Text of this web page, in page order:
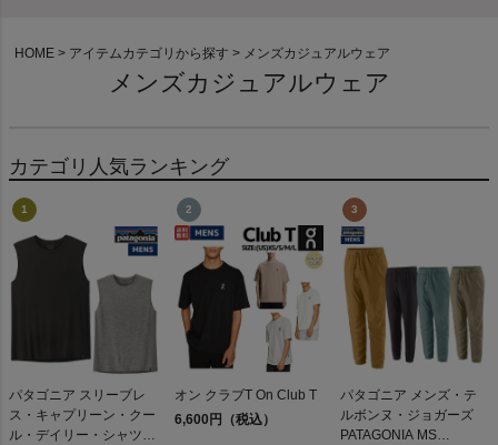
検索
商品が見つからない方はこちら
HOME アイテムカテゴリから探す メンズカジュアルウェア
メンズカジュアルウェア
カテゴリ人気ランキング
パタゴニア スリーブレ
ス・キャプリーン・クー
ル・デイリー・シャツ
オン クラブT On Club T
6,600円（税込）
パタゴニア メンズ・テ
ルボンヌ・ジョガーズ
PATAGONIA MS